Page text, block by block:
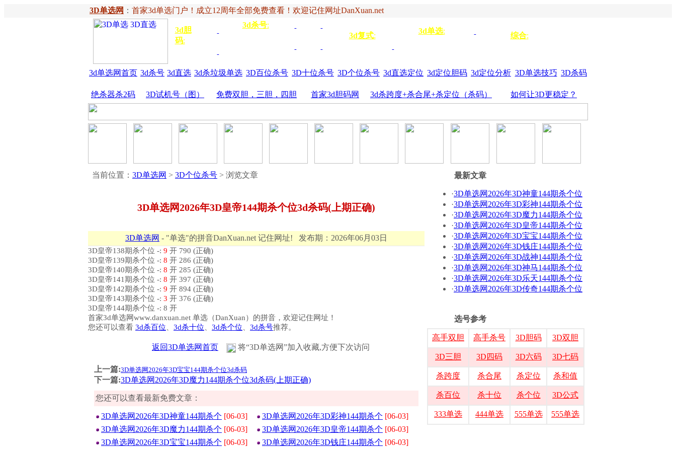
3D单选网 ： 首家3d单选门户！成立12周年全部免费查看！欢迎记住网址DanXuan.net
3d胆
码:
3d杀号:
3d复式:
3d单选:
综合:
3d单选网首页 3d杀号 3d直选 3d杀垃圾单选 3D百位杀号 3D十位杀号 3D个位杀号 3d直选定位 3d定位胆码 3d定位分析 3D单选技巧 3D杀码
绝杀器杀2码 3D试机号（图） 免费双胆，三胆，四胆 首家3d胆码网 3d杀跨度+杀合尾+杀定位（杀码） 如何让3D更稳定？
当前位置： 3D单选网 > 3D个位杀号 > 浏览文章
3D单选网2026年3D皇帝144期杀个位3d杀码(上期正确)
3D单选网 - "单选"的拼音DanXuan.net 记住网址! 发布期：2026年06月03日
3D皇帝138期杀个位 -: 9 开 790 (正确)
3D皇帝139期杀个位 -: 8 开 286 (正确)
3D皇帝140期杀个位 -: 8 开 285 (正确)
3D皇帝141期杀个位 -: 8 开 397 (正确)
3D皇帝142期杀个位 -: 9 开 894 (正确)
3D皇帝143期杀个位 -: 3 开 376 (正确)
3D皇帝144期杀个位 -: 8 开
首家3d单选网www.danxuan.net 单选（DanXuan）的拼音，欢迎记住网址！
您还可以查看 3d杀百位 3d杀十位 3d杀个位 3d杀号推荐。
返回3D单选网首页 将“3D单选网”加入收藏,方便下次访问
上一篇:3D单选网2026年3D宝宝144期杀个位3d杀码
下一篇:3D单选网2026年3D魔力144期杀个位3d杀码(上期正确)
您还可以查看最新免费文章：
3D单选网2026年3D神童144期杀个 [06-03] 3D单选网2026年3D彩神144期杀个 [06-03]
3D单选网2026年3D魔力144期杀个 [06-03] 3D单选网2026年3D皇帝144期杀个 [06-03]
3D单选网2026年3D宝宝144期杀个 [06-03] 3D单选网2026年3D钱庄144期杀个 [06-03]
最新文章
·3D单选网2026年3D神童144期杀个位
·3D单选网2026年3D彩神144期杀个位
·3D单选网2026年3D魔力144期杀个位
·3D单选网2026年3D皇帝144期杀个位
·3D单选网2026年3D宝宝144期杀个位
·3D单选网2026年3D钱庄144期杀个位
·3D单选网2026年3D战神144期杀个位
·3D单选网2026年3D神马144期杀个位
·3D单选网2026年3D乐天144期杀个位
·3D单选网2026年3D传奇144期杀个位
选号参考
高手双胆 高手杀号 3D胆码 3D双胆
3D三胆 3D四码 3D六码 3D七码
杀跨度 杀合尾 杀定位 杀和值
杀百位 杀十位 杀个位 3D公式
333单选 444单选 555单选 555单选